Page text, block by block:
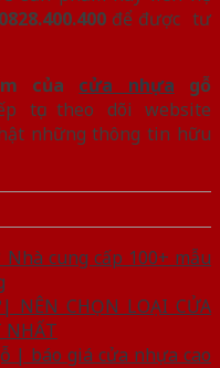
0828.400.400 để được tư
của cửa nhựa gỗ
tục theo dõi website
những thông tin hữu
cung cấp 100+ mẫu
NÊN CHỌN LOẠI CỬA
NHẤT
| báo giá cửa nhựa cao